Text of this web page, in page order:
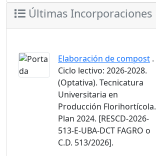
Últimas Incorporaciones
Elaboración de compost .
Ciclo lectivo: 2026-2028.
(Optativa). Tecnicatura
Universitaria en
Producción Florihortícola.
Plan 2024. [RESCD-2026-
513-E-UBA-DCT FAGRO o
C.D. 513/2026].